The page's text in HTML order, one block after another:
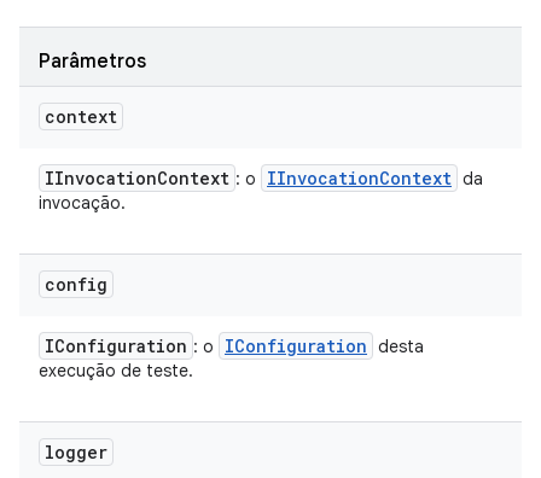
Parâmetros
context
IInvocationContext : o IInvocationContext da
invocação.
config
IConfiguration : o IConfiguration desta
execução de teste.
logger